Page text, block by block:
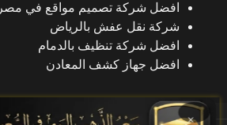
افضل شركة تصميم مواقع في مصر
شركة نقل عفش بالرياض
افضل شركة تنظيف بالدمام
افضل جهاز كشف المعادن
×